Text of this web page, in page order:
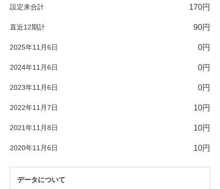
設定来合計 170円
直近12期計 90円
2025年11月6日 0円
2024年11月6日 0円
2023年11月6日 0円
2022年11月7日 10円
2021年11月8日 10円
2020年11月6日 10円
データについて